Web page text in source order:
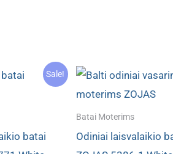
Sale!
batai
Batai Moterims
Odiniai laisvalaikio